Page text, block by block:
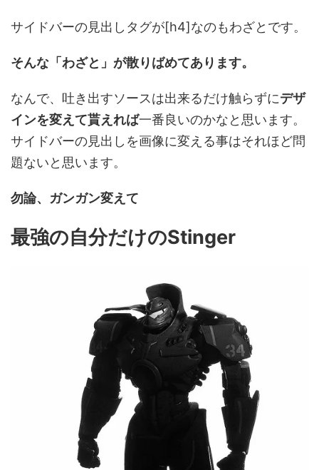
サイドバーの見出しタグが[h4]なのもわざとです。
そんな「わざと」が散りばめてあります。
なんで、吐き出すソースは出来るだけ触らずにデザ
インを変えて貰えれば一番良いのかなと思います。
サイドバーの見出しを画像に変える事はそれほど問
題ないと思います。
勿論、ガンガン変えて
最強の自分だけのStinger